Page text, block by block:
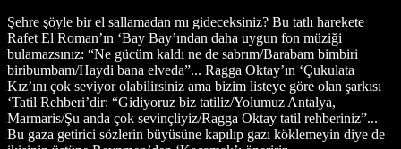
Şehre şöyle bir el sallamadan mı gideceksiniz? Bu tatlı harekete
Rafet El Roman’ın ‘Bay Bay’ından daha uygun fon müziği
bulamazsınız: “Ne gücüm kaldı ne de sabrım/Barabam bimbiri
biribumbam/Haydi bana elveda”... Ragga Oktay’ın ‘Çukulata
Kız’ını çok seviyor olabilirsiniz ama bizim listeye göre olan şarkısı
‘Tatil Rehberi’dir: “Gidiyoruz biz tatiliz/Yolumuz Antalya,
Marmaris/Şu anda çok sevinçliyiz/Ragga Oktay tatil rehberiniz”...
Bu gaza getirici sözlerin büyüsüne kapılıp gazı köklemeyin diye de